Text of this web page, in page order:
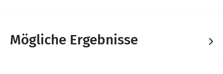
Mögliche Ergebnisse